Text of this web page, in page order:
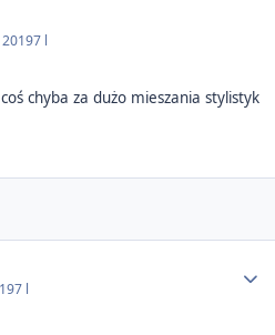
7 l
chyba za dużo mieszania stylistyk
7 l